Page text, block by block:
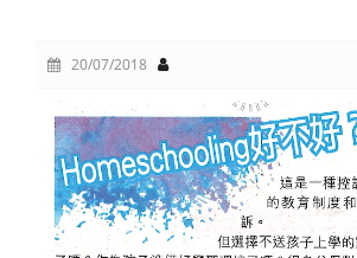
20/07/2018